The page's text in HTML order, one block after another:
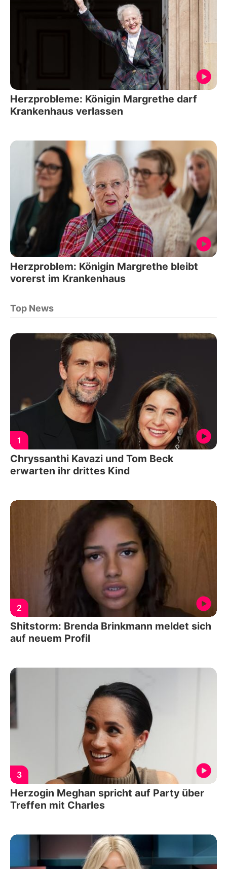
Herzprobleme: Königin Margrethe darf
Krankenhaus verlassen
Herzproblem: Königin Margrethe bleibt
vorerst im Krankenhaus
Top News
1
Chryssanthi Kavazi und Tom Beck
erwarten ihr drittes Kind
2
Shitstorm: Brenda Brinkmann meldet sich
auf neuem Profil
3
Herzogin Meghan spricht auf Party über
Treffen mit Charles